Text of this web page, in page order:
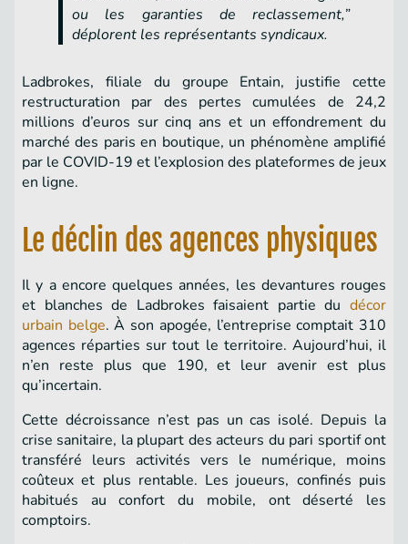
ou les garanties de reclassement,”
déplorent les représentants syndicaux.
Ladbrokes, filiale du groupe Entain, justifie cette
restructuration par des pertes cumulées de 24,2
millions d’euros sur cinq ans et un effondrement du
marché des paris en boutique, un phénomène amplifié
par le COVID-19 et l’explosion des plateformes de jeux
en ligne.
Le déclin des agences physiques
Il y a encore quelques années, les devantures rouges
et blanches de Ladbrokes faisaient partie du décor
urbain belge. À son apogée, l’entreprise comptait 310
agences réparties sur tout le territoire. Aujourd’hui, il
n’en reste plus que 190, et leur avenir est plus
qu’incertain.
Cette décroissance n’est pas un cas isolé. Depuis la
crise sanitaire, la plupart des acteurs du pari sportif ont
transféré leurs activités vers le numérique, moins
coûteux et plus rentable. Les joueurs, confinés puis
habitués au confort du mobile, ont déserté les
comptoirs.